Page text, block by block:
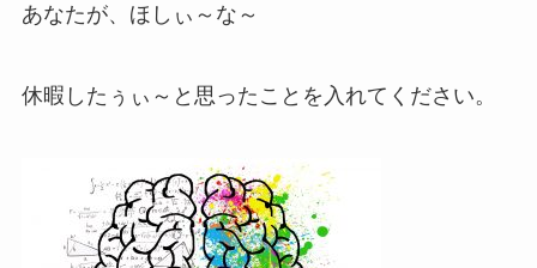
あなたが、ほしぃ～な～
休暇したぅぃ～と思ったことを入れてください。